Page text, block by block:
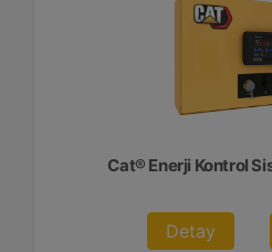
Cat® Enerji Kontrol
Detay